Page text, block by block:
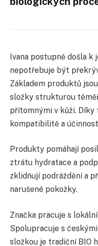
Ivana postupně došla k
nepotřebuje být
Základem produktů
složky strukturou
přítomnými v kůži. Díky
kompatibilitě a
Produkty pomáhají
ztrátu hydratace a
zklidňují podráždění a
narušené pokožky.
Značka pracuje s
Spolupracuje s
složkou je tradiční BIO